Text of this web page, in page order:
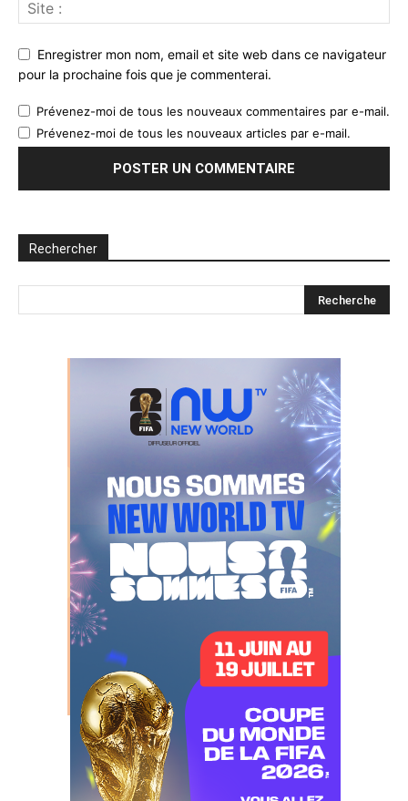
Enregistrer mon nom, email et site web dans ce navigateur
pour la prochaine fois que je commenterai.
Prévenez-moi de tous les nouveaux commentaires par e-mail.
Prévenez-moi de tous les nouveaux articles par e-mail.
Rechercher